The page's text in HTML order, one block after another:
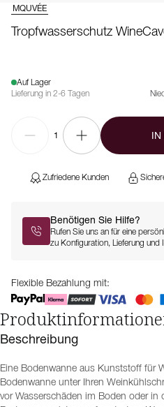
MQUVÉE
Tropfwasserschutz
Auf Lager
Lieferung in 2-6 Tagen
1 IN
Zufriedene Kunden
Benötigen Sie Hilfe?
Rufen Sie uns an für eine
zu Konfiguration, Lieferung und
Flexible Bezahlung mit:
Beschreibung
Eine Bodenwanne aus Kunststoff für
Bodenwanne unter Ihren
vor Wasserschäden im Boden oder in